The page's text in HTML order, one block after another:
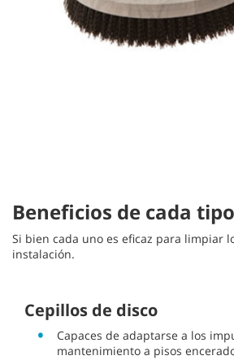
Beneficios de cada
Si bien cada uno es eficaz para limpiar
instalación.
Cepillos de disco
Capaces de adaptarse a los
mantenimiento a pisos